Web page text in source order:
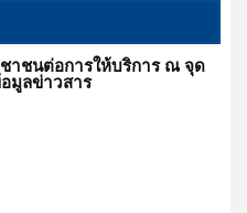
าชนต่อการให้บริการ ณ จุด
มูลข่าวสาร